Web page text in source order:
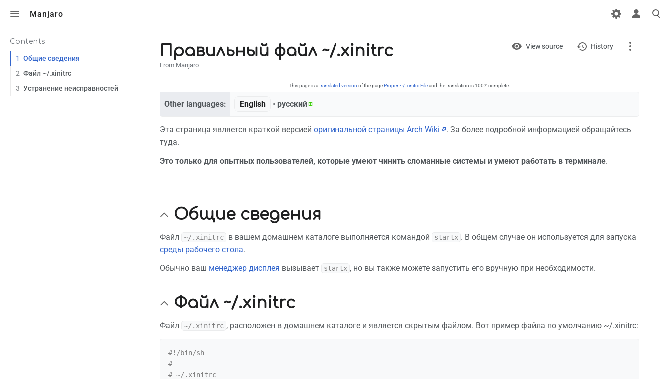
Manjaro
Правильный файл ~/.xinitrc
From Manjaro
ViewView source History
Printable version
This page is atranslated version of the pageProper ~/.xinitrc Fileand the translation is 100% complete.
Other languages: English • ‎ русский
Contents
1
Общие сведения
2 Файл ~/.xinitrc
3 Устранение неисправностей
Эта страница является краткой версией оригинальной страницы Arch Wiki
. За более подробной информацией обращайтесь
туда.
Это только для опытных пользователей, которые умеют чинить сломанные системы и умеют работать в терминале.
Общие сведения
Файл ~/.xinitrc в вашем домашнем каталоге выполняется командой startx . В общем случае он используется для запуска
среды рабочего стола.
Обычно ваш менеджер дисплея вызывает startx , но вы также можете запустить его вручную при необходимости.
Файл ~/.xinitrc
Файл ~/.xinitrc , расположен в домашнем каталоге и является скрытым файлом. Вот пример файла по умолчанию ~/.xinitrc:
#!/bin/sh
#
# ~/.xinitrc